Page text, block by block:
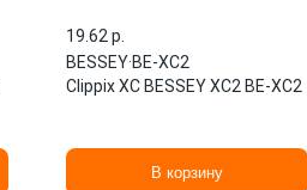
19.62 p.
BESSEY·BE-XC2
Clippix XC BESSEY XC2 BE-XC2
В корзину